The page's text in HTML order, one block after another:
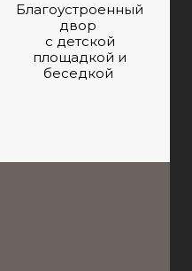
Благоустроенный
двор
с детской
площадкой и
беседкой